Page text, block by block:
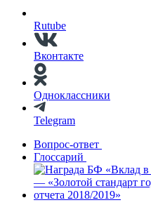
Rutube
Вконтакте
Одноклассники
Telegram
Вопрос-ответ
Глоссарий